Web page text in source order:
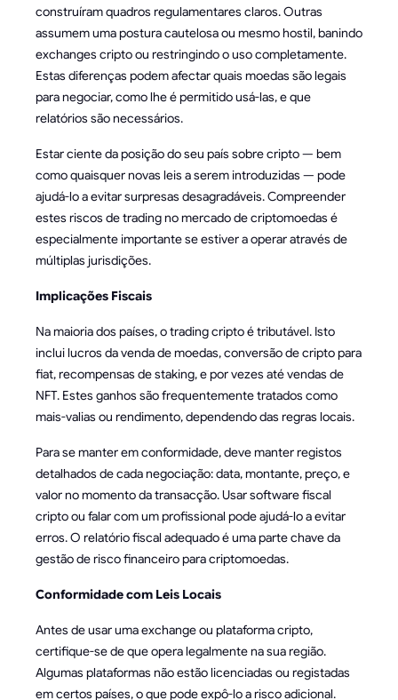
construíram quadros regulamentares claros. Outras
assumem uma postura cautelosa ou mesmo hostil, banindo
exchanges cripto ou restringindo o uso completamente.
Estas diferenças podem afectar quais moedas são legais
para negociar, como lhe é permitido usá-las, e que
relatórios são necessários.
Estar ciente da posição do seu país sobre cripto — bem
como quaisquer novas leis a serem introduzidas — pode
ajudá-lo a evitar surpresas desagradáveis. Compreender
estes riscos de trading no mercado de criptomoedas é
especialmente importante se estiver a operar através de
múltiplas jurisdições.
Implicações Fiscais
Na maioria dos países, o trading cripto é tributável. Isto
inclui lucros da venda de moedas, conversão de cripto para
fiat, recompensas de staking, e por vezes até vendas de
NFT. Estes ganhos são frequentemente tratados como
mais-valias ou rendimento, dependendo das regras locais.
Para se manter em conformidade, deve manter registos
detalhados de cada negociação: data, montante, preço, e
valor no momento da transacção. Usar software fiscal
cripto ou falar com um profissional pode ajudá-lo a evitar
erros. O relatório fiscal adequado é uma parte chave da
gestão de risco financeiro para criptomoedas.
Conformidade com Leis Locais
Antes de usar uma exchange ou plataforma cripto,
certifique-se de que opera legalmente na sua região.
Algumas plataformas não estão licenciadas ou registadas
em certos países, o que pode expô-lo a risco adicional.